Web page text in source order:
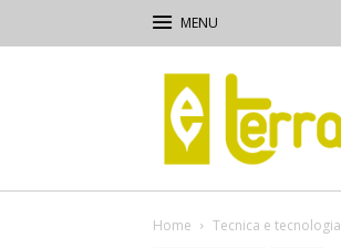
Terra
e
Vita
Home Tecnica e tecnologia